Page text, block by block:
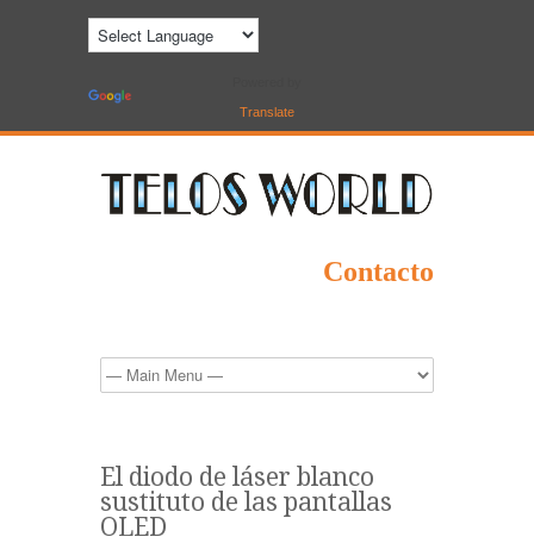
Translate
Contacto
El diodo de láser blanco
sustituto de las pantallas
OLED